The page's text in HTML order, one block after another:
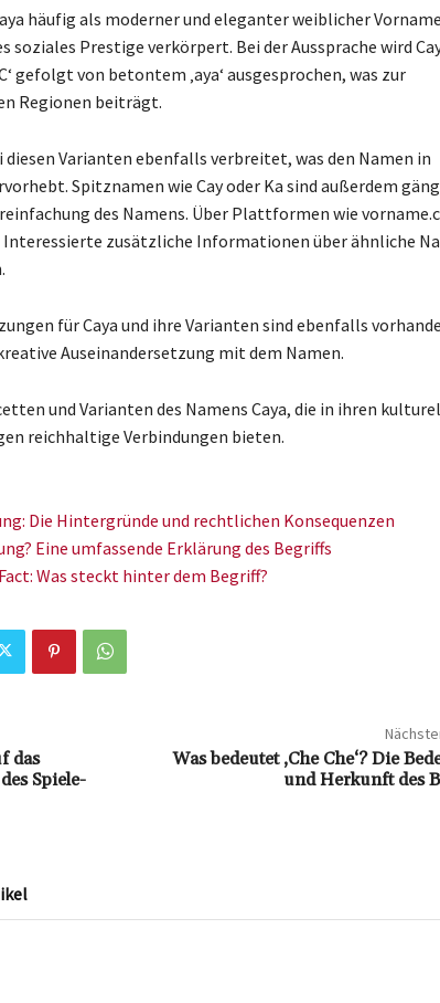
häufig als moderner und eleganter weiblicher Vorname
soziales Prestige verkörpert. Bei der Aussprache wird
gefolgt von betontem ‚aya‘ ausgesprochen, was zur
Regionen beiträgt.
Varianten ebenfalls verbreitet, was den Namen in
Spitznamen wie Cay oder Ka sind außerdem
des Namens. Über Plattformen wie
zusätzliche Informationen über ähnliche
für Caya und ihre Varianten sind ebenfalls
Auseinandersetzung mit dem Namen.
und Varianten des Namens Caya, die in ihren
reichhaltige Verbindungen bieten.
Die Hintergründe und rechtlichen Konsequenzen
Eine umfassende Erklärung des Begriffs
Was steckt hinter dem Begriff?
das
Spiele-
Was bedeutet ‚Che Che‘? Die
und Herkunft des